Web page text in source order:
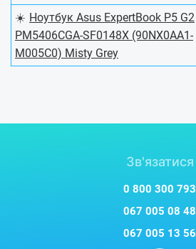
☀️ Ноутбук Asus ExpertBook P5 G2
PM5406CGA-SF0148X (90NX0AA1-
M005C0) Misty Grey
Зв'язатися
0 800 300 793
067 005 08 48
067 005 13 56